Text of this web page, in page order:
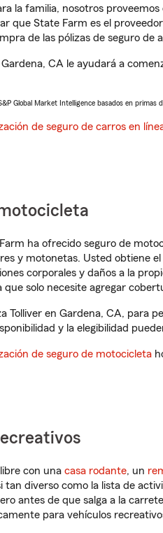
la familia, nosotros
que State Farm es el
de las pólizas de seguro de
CA le ayudará a
Global Market Intelligence basados en primas
de seguro de carros en
ha ofrecido seguro de
y motonetas. Usted obtiene
corporales y daños a la
que solo necesite agregar
Tolliver en Gardena, CA, para
y la elegibilidad
de seguro de motocicleta
con una casa rodante, un
tan diverso como la lista de
antes de que salga a la
para vehículos